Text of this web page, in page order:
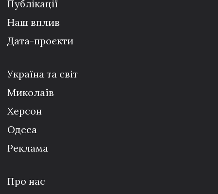
Публікації
Наш вплив
Дата-проєкти
Україна та світ
Миколаїв
Херсон
Одеса
Реклама
Про нас